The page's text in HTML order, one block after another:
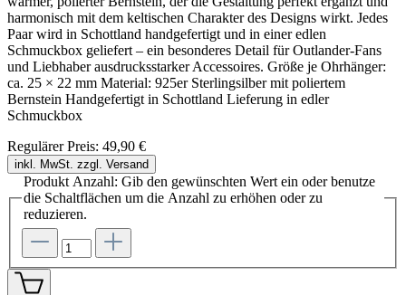
harmonisch mit dem keltischen Charakter des Designs wirkt. Jedes
Paar wird in Schottland handgefertigt und in einer edlen
Schmuckbox geliefert – ein besonderes Detail für Outlander-Fans
und Liebhaber ausdrucksstarker Accessoires. Größe je Ohrhänger:
ca. 25 × 22 mm Material: 925er Sterlingsilber mit poliertem
Bernstein Handgefertigt in Schottland Lieferung in edler
Schmuckbox
Regulärer Preis: 49,90 €
inkl. MwSt. zzgl. Versand
Produkt Anzahl: Gib den gewünschten Wert ein oder benutze
die Schaltflächen um die Anzahl zu erhöhen oder zu
reduzieren.